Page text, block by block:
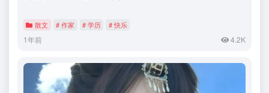
散文 # 作家 # 学历 # 快乐
1年前 4.2K